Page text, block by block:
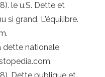
le u.S. Dette et
si grand. L'équilibre.
dette nationale